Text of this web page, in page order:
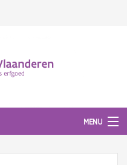
MENU